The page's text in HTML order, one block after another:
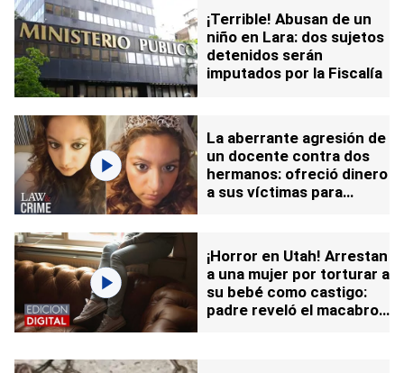
¡Terrible! Abusan de un
niño en Lara: dos sujetos
detenidos serán
imputados por la Fiscalía
La aberrante agresión de
un docente contra dos
hermanos: ofreció dinero
a sus víctimas para
¡Horror en Utah! Arrestan
a una mujer por torturar a
su bebé como castigo:
padre reveló el macabro